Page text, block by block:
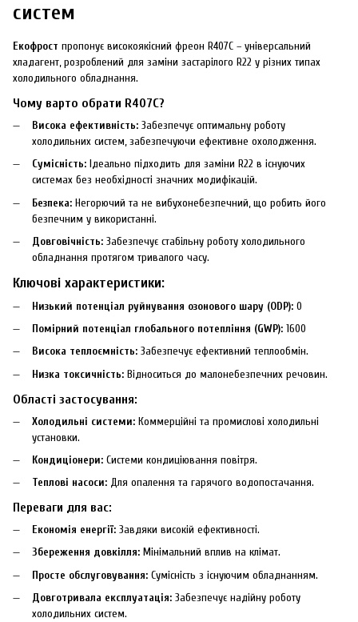
систем
Екофрост пропонує високоякісний фреон R407C – універсальний
хладагент, розроблений для заміни застарілого R22 у різних типах
холодильного обладнання.
Чому варто обрати R407C?
Висока ефективність: Забезпечує оптимальну роботу
холодильних систем, забезпечуючи ефективне охолодження.
Сумісність: Ідеально підходить для заміни R22 в існуючих
системах без необхідності значних модифікацій.
Безпека: Негорючий та не вибухонебезпечний, що робить його
безпечним у використанні.
Довговічність: Забезпечує стабільну роботу холодильного
обладнання протягом тривалого часу.
Ключові характеристики:
Низький потенціал руйнування озонового шару (ODP): 0
Помірний потенціал глобального потепління (GWP): 1600
Висока теплоємність: Забезпечує ефективний теплообмін.
Низка токсичність: Відноситься до малонебезпечних речовин.
Області застосування:
Холодильні системи: Коммерційні та промислові холодильні
установки.
Кондиціонери: Системи кондиціювання повітря.
Теплові насоси: Для опалення та гарячого водопостачання.
Переваги для вас:
Економія енергії: Завдяки високій ефективності.
Збереження довкілля: Мінімальний вплив на клімат.
Просте обслуговування: Сумісність з існуючим обладнанням.
Довготривала експлуатація: Забезпечує надійну роботу
холодильних систем.